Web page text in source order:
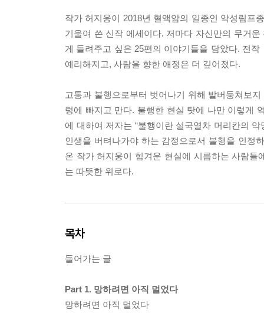
작가 허지웅이 2018년 혈액암의 일종인 악성림프
기울여 쓴 신작 에세이다. 저마다 자신만의 무거
게 들려주고 싶은 25편의 이야기들을 담았다. 전
예리해지고, 사람을 향한 애정은 더 깊어졌다.
고통과 불행으로부터 벗어나기 위해 발버둥쳐보
렁에 빠지고 만다. 불행한 현실 탓에 나만 이렇게
에 대하여 저자는 “불행이란 설국열차 머리칸의
인생을 버텨나가야 하는 감정으로서 불행을 인정
온 작가 허지웅이 힘겨운 현실에 시름하는 사람
는 따뜻한 위로다.
목차
들어가는 글
Part 1. 망하려면 아직 멀었다
망하려면 아직 멀었다